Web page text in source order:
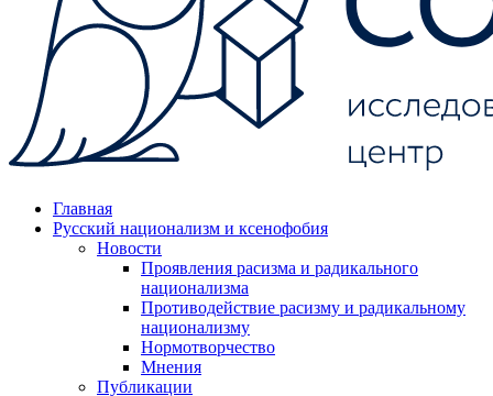
Главная
Русский национализм и ксенофобия
Новости
Проявления расизма и радикального
национализма
Противодействие расизму и радикальному
национализму
Нормотворчество
Мнения
Публикации